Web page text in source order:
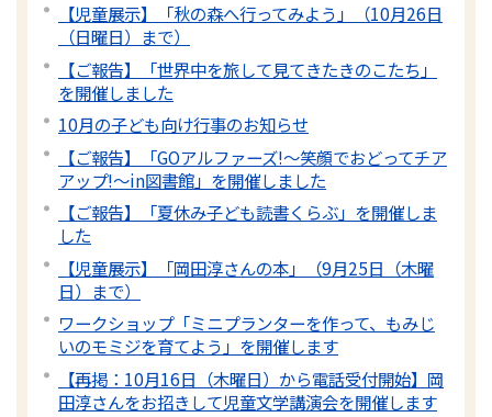
【児童展示】「秋の森へ行ってみよう」（10月26日
（日曜日）まで）
【ご報告】「世界中を旅して見てきたきのこたち」
を開催しました
10月の子ども向け行事のお知らせ
【ご報告】「GOアルファーズ!～笑顔でおどってチア
アップ!～in図書館」を開催しました
【ご報告】「夏休み子ども読書くらぶ」を開催しま
した
【児童展示】「岡田淳さんの本」（9月25日（木曜
日）まで）
ワークショップ「ミニプランターを作って、もみじ
いのモミジを育てよう」を開催します
【再掲：10月16日（木曜日）から電話受付開始】岡
田淳さんをお招きして児童文学講演会を開催します